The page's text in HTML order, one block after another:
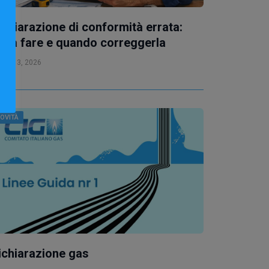
di conformità errata:
fare e quando correggerla
Apr 13, 2026
gas